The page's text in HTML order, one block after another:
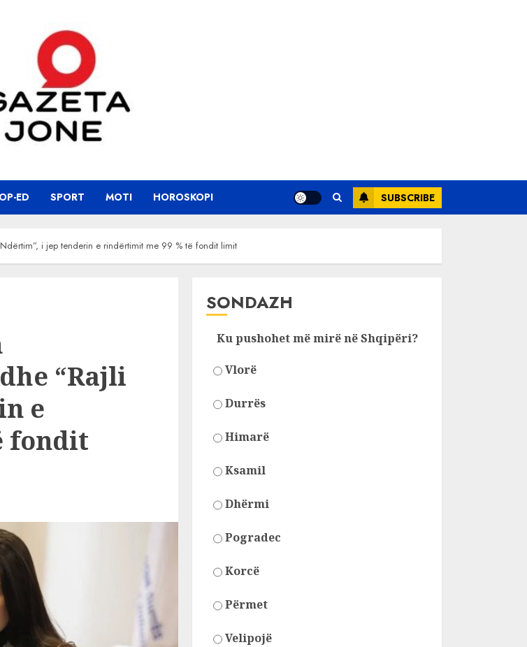
OP-ED SPORT MOTI HOROSKOPI SUBSCRIBE
i jep tenderin e rindërtimit me 99 % të fondit limit
“Rajli
e
fondit
SONDAZH
Ku pushohet më mirë në Shqipëri?
Vlorë
Durrës
Himarë
Ksamil
Dhërmi
Pogradec
Korcë
Përmet
Velipojë